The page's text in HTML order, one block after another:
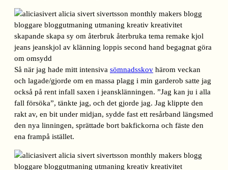
Så när jag hade mitt intensiva sömnadsskov härom veckan
och lagade/gjorde om en massa plagg i min garderob satte jag
också på rent infall saxen i jeansklänningen. ”Jag kan ju i alla
fall försöka”, tänkte jag, och det gjorde jag. Jag klippte den
rakt av, en bit under midjan, sydde fast ett resårband längsmed
den nya linningen, sprättade bort bakfickorna och fäste den
ena frampå istället.